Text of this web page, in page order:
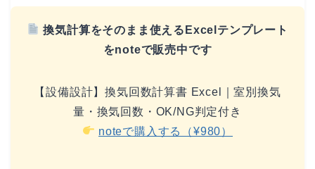
換気計算をそのまま使えるExcelテンプレート
をnoteで販売中です
【設備設計】換気回数計算書 Excel｜室別換気
量・換気回数・OK/NG判定付き
noteで購入する（¥980）